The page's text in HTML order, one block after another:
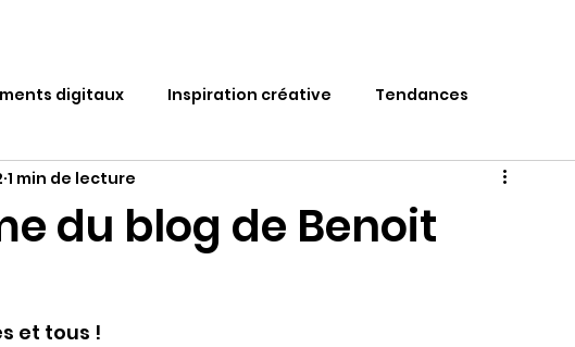
digitaux Inspiration créative Tendances
Découvertes & Solutions
du blog de Benoit
1 min de lecture
et tous !